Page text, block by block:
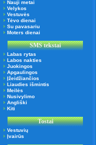
Nauji metai
Velykos
Vestuvės
Tėvo dienai
Su pavasariu
Moters dienai
SMS tekstai
Labas rytas
Labos nakties
Juokingos
Apgaulingos
Įžeidžiančios
Liaudies išmintis
Meilės
Nusivylimo
Angliški
Kiti
Tostai
Vestuvių
Įvairūs